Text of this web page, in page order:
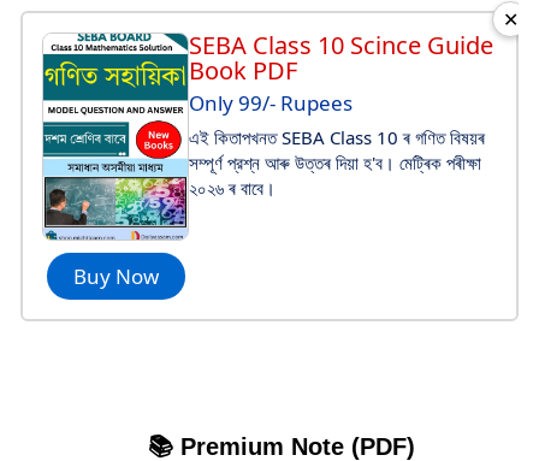
Buy Now
SEBA Class 10 Scince Guide
Book PDF
Only 99/- Rupees
এই কিতাপখনত SEBA Class 10 ৰ গণিত বিষয়ৰ
সম্পূর্ণ প্রশ্ন আৰু উত্তৰ দিয়া হ'ব। মেট্ৰিক পৰীক্ষা
২০২৬ ৰ বাবে।
✕
📚 Premium Note (PDF)